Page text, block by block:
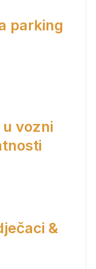
parking
vozni
&